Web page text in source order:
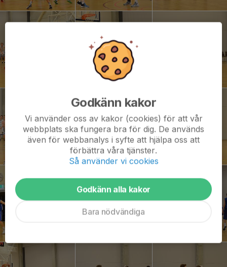
Godkänn kakor
Vi använder oss av kakor (cookies) för att vår
webbplats ska fungera bra för dig. De används
även för webbanalys i syfte att hjälpa oss att
förbättra våra tjänster.
Så använder vi cookies
Godkänn alla kakor
Bara nödvändiga